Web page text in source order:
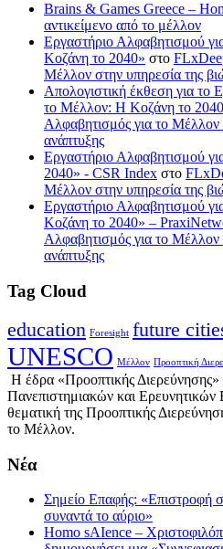
Brains & Games Greece –
αντικείμενο από το μέλλον
Εργαστήριο Αλφαβητισμού
Κοζάνη το 2040» στο
Μέλλον στην υπηρεσία της
Απολογιστική έκθεση για το
το Μέλλον: Η Κοζάνη το
Αλφαβητισμός για το Μέλλον
ανάπτυξης
Εργαστήριο Αλφαβητισμού
2040» - CSR Index στο
Μέλλον στην υπηρεσία της
Εργαστήριο Αλφαβητισμού
Κοζάνη το 2040» –
Αλφαβητισμός για το Μέλλον
ανάπτυξης
Tag Cloud
education Foresight future
UNESCO Μέλλον Προοπτική
Η έδρα «Προοπτικής Διερεύνησης»
Πανεπιστημιακών και
θεματική της Προοπτικής
το Μέλλον.
Νέα
Σημείο Επαφής: «Επιστροφή
συναντά το αύριο»
Homo sAIence –